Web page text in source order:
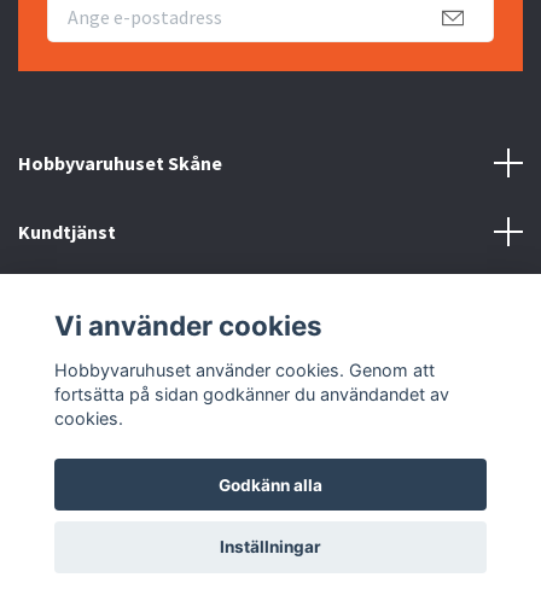
Hobbyvaruhuset Skåne
Kundtjänst
Sociala medier
© 2026 Hobbyvaruhuset
Vi använder cookies
Hobbyvaruhuset använder cookies. Genom att
fortsätta på sidan godkänner du användandet av
cookies.
Godkänn alla
Inställningar